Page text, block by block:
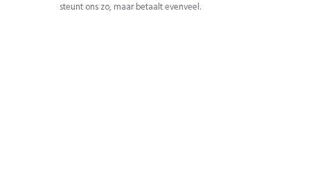
steunt ons zo, maar betaalt evenveel.